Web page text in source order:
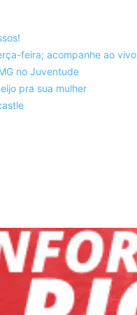
feira; acompanhe ao vivo
no Juventude
pra sua mulher